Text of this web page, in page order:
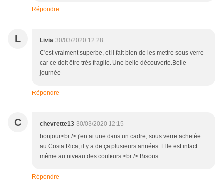
Répondre
L Livia 30/03/2020 12:28
C'est vraiment superbe, et il fait bien de les mettre sous verre
car ce doit être très fragile. Une belle découverte.Belle
journée
Répondre
C chevrette13 30/03/2020 12:15
bonjour<br /> j'en ai une dans un cadre, sous verre achetée
au Costa Rica, il y a de ça plusieurs années. Elle est intact
même au niveau des couleurs.<br /> Bisous
Répondre